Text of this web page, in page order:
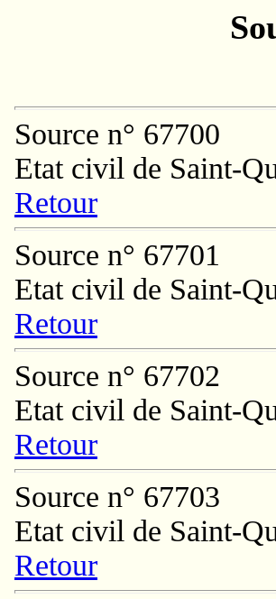
Source n° 67700
Etat civil de Saint-
Retour
Source n° 67701
Etat civil de Saint-
Retour
Source n° 67702
Etat civil de Saint-
Retour
Source n° 67703
Etat civil de Saint-
Retour